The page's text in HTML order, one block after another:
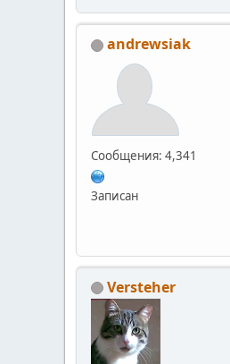
andrewsiak
Сообщения: 4,341
Записан
Versteher